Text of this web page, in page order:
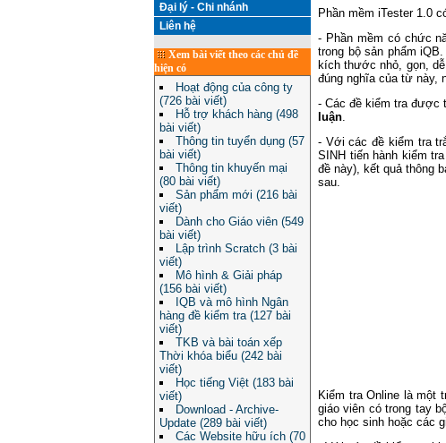
Đại lý - Chi nhánh
Liên hệ
Xem bài viết theo các chủ đề
hiện có
Hoạt động của công ty
(726 bài viết)
Hỗ trợ khách hàng (498
bài viết)
Thông tin tuyển dụng (57
bài viết)
Thông tin khuyến mại
(80 bài viết)
Sản phẩm mới (216 bài
viết)
Dành cho Giáo viên (549
bài viết)
Lập trình Scratch (3 bài
viết)
Mô hình & Giải pháp
(156 bài viết)
IQB và mô hình Ngân
hàng đề kiểm tra (127 bài
viết)
TKB và bài toán xếp
Thời khóa biểu (242 bài
viết)
Học tiếng Việt (183 bài
viết)
Download - Archive-
Update (289 bài viết)
Các Website hữu ích (70
Phần mềm iTester 1.0
- Phần mềm có chức
trong bộ sản phẩm
kích thước nhỏ, gọn,
đúng nghĩa của từ này,
- Các đề kiểm tra được
luận.
- Với các đề kiểm tra
SINH tiến hành kiểm
đề này), kết quả thông
sau.
Kiểm tra Online là một
giáo viên có trong tay
cho học sinh hoặc các